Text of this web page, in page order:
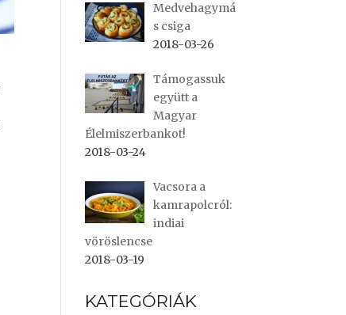
Medvehagymá
s csiga
2018-03-26
Támogassuk
együtt a
Magyar
Élelmiszerbankot!
2018-03-24
Vacsora a
kamrapolcról:
indiai
vöröslencse
2018-03-19
KATEGÓRIÁK